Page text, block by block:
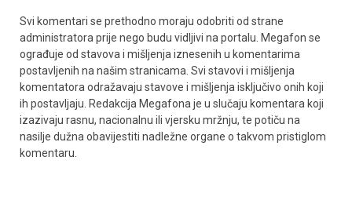
Svi komentari se prethodno moraju odobriti od strane
administratora prije nego budu vidljivi na portalu. Megafon se
ograđuje od stavova i mišljenja iznesenih u komentarima
postavljenih na našim stranicama. Svi stavovi i mišljenja
komentatora odražavaju stavove i mišljenja isključivo onih koji
ih postavljaju. Redakcija Megafona je u slučaju komentara koji
izazivaju rasnu, nacionalnu ili vjersku mržnju, te potiču na
nasilje dužna obavijestiti nadležne organe o takvom pristiglom
komentaru.